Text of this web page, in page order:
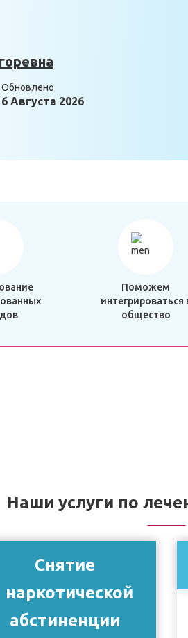
Обновлено
6 Августа 2026
Поможем
интегрироваться
общество
Наши услуги по
Снятие
наркотической
абстиненции